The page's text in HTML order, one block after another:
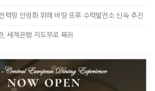
력망 안정화 위해 바땅 또루 수력발전소 신속 추진
, 세계은행 지도부로 복귀